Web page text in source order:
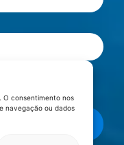
O consentimento nos
navegação ou dados
de